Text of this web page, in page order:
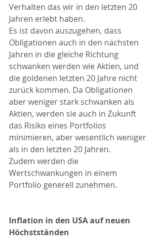
Verhalten das wir in den letzten 20
Jahren erlebt haben.
Es ist davon auszugehen, dass
Obligationen auch in den nächsten
Jahren in die gleiche Richtung
schwanken werden wie Aktien, und
die goldenen letzten 20 Jahre nicht
zurück kommen. Da Obligationen
aber weniger stark schwanken als
Aktien, werden sie auch in Zukunft
das Risiko eines Portfolios
minimieren, aber wesentlich weniger
als in den letzten 20 Jahren.
Zudem werden die
Wertschwankungen in einem
Portfolio generell zunehmen.
Inflation in den USA auf neuen
Höchstständen